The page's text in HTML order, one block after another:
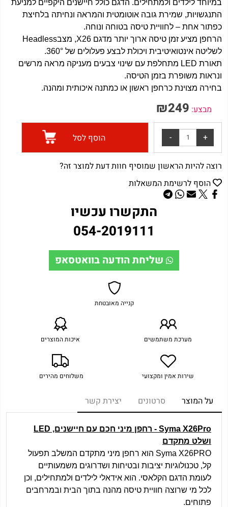
במיוחד לילדים ולמתחילים. הדגם כולל חיישנים היקפיים למניעת
התנגשויות, שמירת גובה אוטומטית והמראה ונחיתה בלחיצת
כפתור אחת – לחוויית טיסה בטוחה ונוחה.
הרחפן מציע זמן טיסה ארוך יותר מדגם X26, מצבHeadless
לשליטה אינטואיטיבית ויכולת לבצע פעלולים של 360°
.
תאורת LED מתחלפת עם שינוי צבעים מעניקה מראה מרשים
ונראות משופרת בזמן הטיסה.
בחירה מצוינת כרחפן ראשון או כמתנה איכותית ומהנה.
מבצע: ₪249
הוסף לסל
רוצה להיות הראשון שמוסיף חוות דעת למוצר זה?
הוסף לרשימת המשאלות
התקשרו עכשיו
054-2019111
שליחת הודעה בוואטסאפ
קנייה מאובטחת
מערכת משתמשים איכות המוצרים
שירות אמין ומקצועי משלוחים מהירים
על המוצר סרטונים יצירת קשר
Syma X26Pro
- רחפן מיני חכם עם חיישנים, LED
ושלט מתקדם
Syma X26PRO הוא רחפן מיני מתקדם המשלב תפעול
קל, טכנולוגיות יציבות ובטיחות ושדרוגים משמעותיים
לעומת הדגם הקלאסי. הוא אידאלי לילדים ולמתחילים, וכן
לכל מי שרוצה חוויית טיסה מהנה בתוך הבית ובמרחבים
פתוחים.